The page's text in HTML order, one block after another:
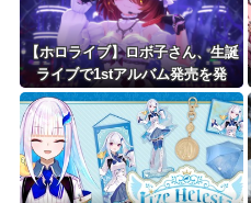
【ホロライブ】ロボ子さん、生誕
ライブで1stアルバム発売を発
表！！！